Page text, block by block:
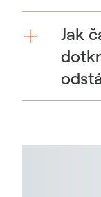
Jak